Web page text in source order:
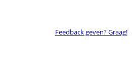
Feedback geven? Graag!